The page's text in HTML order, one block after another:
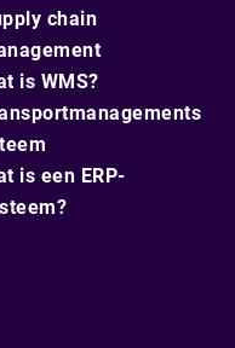
chain
is WMS?
is een ERP-